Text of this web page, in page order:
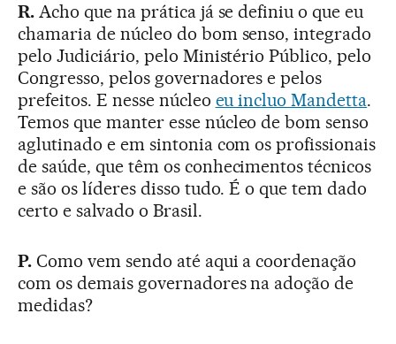
R. Acho que na prática já se definiu o que eu
chamaria de núcleo do bom senso, integrado
pelo Judiciário, pelo Ministério Público, pelo
Congresso, pelos governadores e pelos
prefeitos. E nesse núcleo eu incluo Mandetta.
Temos que manter esse núcleo de bom senso
aglutinado e em sintonia com os profissionais
de saúde, que têm os conhecimentos técnicos
e são os líderes disso tudo. É o que tem dado
certo e salvado o Brasil.
P. Como vem sendo até aqui a coordenação
com os demais governadores na adoção de
medidas?